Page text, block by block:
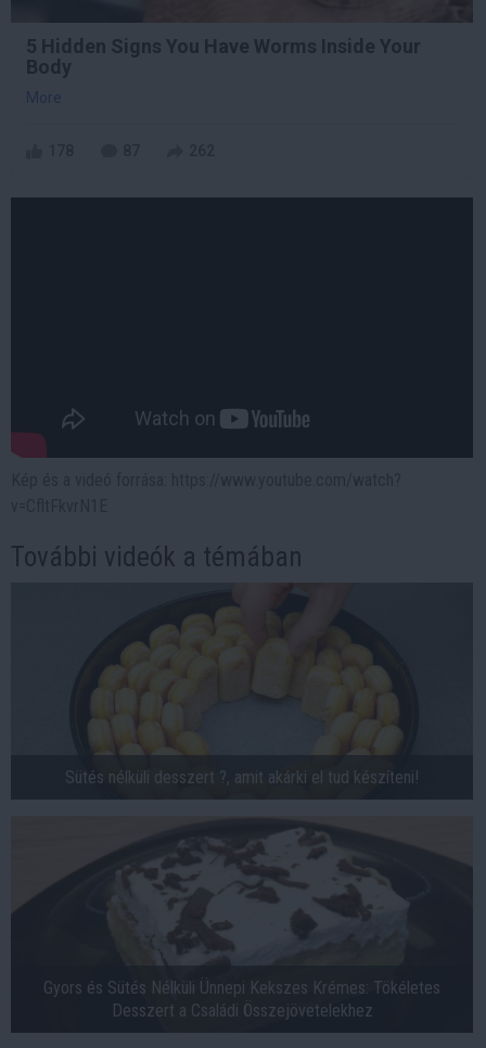
5 Hidden Signs You Have Worms Inside Your
Body
More
További videók a témában
Sütés nélküli desszert ?, amit akárki el tud készíteni!
Gyors és Sütés Nélküli Ünnepi Kekszes Krémes: Tökéletes
Desszert a Családi Összejövetelekhez